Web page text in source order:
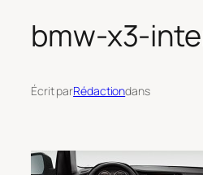
bmw-x3-
Écrit parRédactiondans